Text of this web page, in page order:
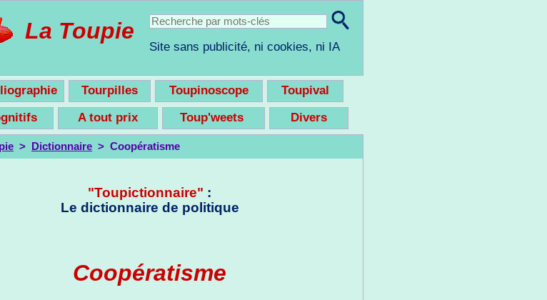
La Toupie
Site sans publicité, ni cookies, ni IA
Tourpilles Toupinoscope
Toupival
A tout prix Toup'weets Divers
> Dictionnaire > Coopératisme
"Toupictionnaire" :
Le dictionnaire de politique
Coopératisme